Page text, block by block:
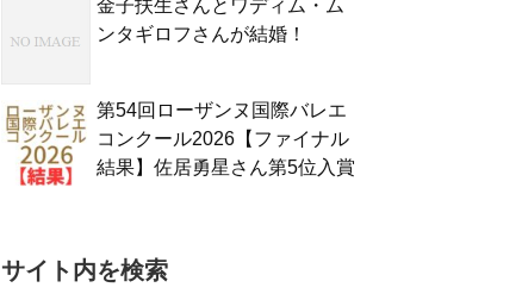
金子扶生さんとワディム・ム
ンタギロフさんが結婚！
第54回ローザンヌ国際バレエ
コンクール2026【ファイナル
結果】佐居勇星さん第5位入賞
サイト内を検索